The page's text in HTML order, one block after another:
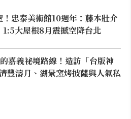
！忠泰美術館10週年：藤本壯介
1:5大屋根8月震撼空降台北
嘉義祕境路線！造訪「台版神
豐濤月、湖景窯烤披薩與人氣私